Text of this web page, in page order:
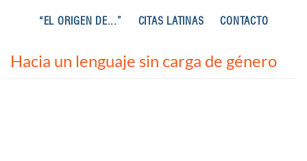
“EL ORIGEN DE...” CITAS LATINAS CONTACTO
Hacia un lenguaje sin carga de género